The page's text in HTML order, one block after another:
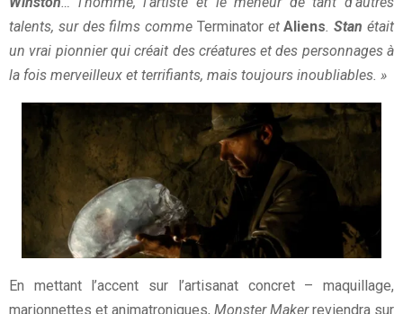
talents, sur des films comme Terminator etAliens .Stan était
un vrai pionnier qui créait des créatures et des personnages à
la fois merveilleux et terrifiants, mais toujours inoubliables. »
En mettant l’accent sur l’artisanat concret – maquillage,
marionnettes et animatroniques, Monster Makerreviendra sur